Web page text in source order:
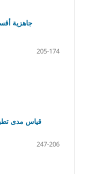
جاهزية
205-174
قياس مدى
247-206